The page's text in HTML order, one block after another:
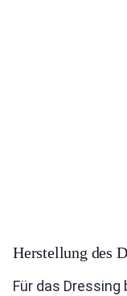
Herstellung des
Für das